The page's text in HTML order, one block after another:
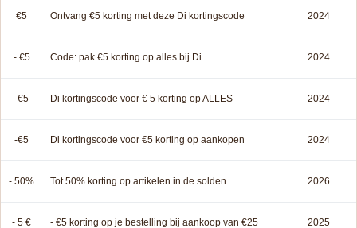
€5 Ontvang €5 korting met deze Di kortingscode 2024
- €5 Code: pak €5 korting op alles bij Di 2024
-€5 Di kortingscode voor € 5 korting op ALLES 2024
-€5 Di kortingscode voor €5 korting op aankopen 2024
- 50% Tot 50% korting op artikelen in de solden 2026
- 5 € - €5 korting op je bestelling bij aankoop van €25 2025